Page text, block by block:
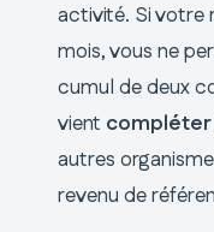
activité. Si votre
mois, vous ne
cumul de deux
vient compléter
autres
revenu de